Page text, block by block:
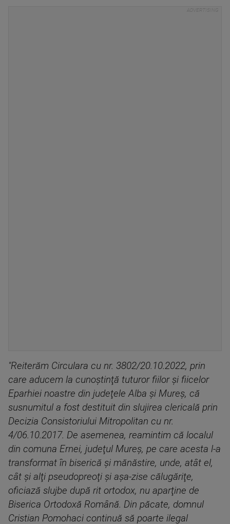
"Reiterăm Circulara cu nr. 3802/20.10.2022, prin
care aducem la cunoştinţă tuturor fiilor şi fiicelor
Eparhiei noastre din judeţele Alba şi Mureş, că
susnumitul a fost destituit din slujirea clericală prin
Decizia Consistoriului Mitropolitan cu nr.
4/06.10.2017. De asemenea, reamintim că localul
din comuna Ernei, judeţul Mureş, pe care acesta l-a
transformat în biserică şi mănăstire, unde, atât el,
cât şi alţi pseudopreoţi şi aşa-zise călugăriţe,
oficiază slujbe după rit ortodox, nu aparţine de
Biserica Ortodoxă Română. Din păcate, domnul
Cristian Pomohaci continuă să poarte ilegal